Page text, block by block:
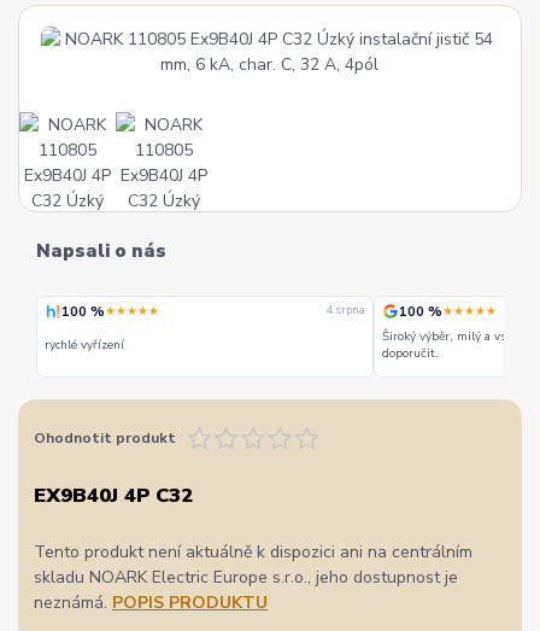
Napsali o nás
100 %★★★★★ 4. srpna
rychlé vyřízení
100 %★★★★★
Široký výběr, milý a
doporučit.
Ohodnotit produkt
EX9B40J 4P C32
Tento produkt není aktuálně k dispozici ani na centrálním
skladu NOARK Electric Europe s.r.o., jeho dostupnost je
neznámá. POPIS PRODUKTU